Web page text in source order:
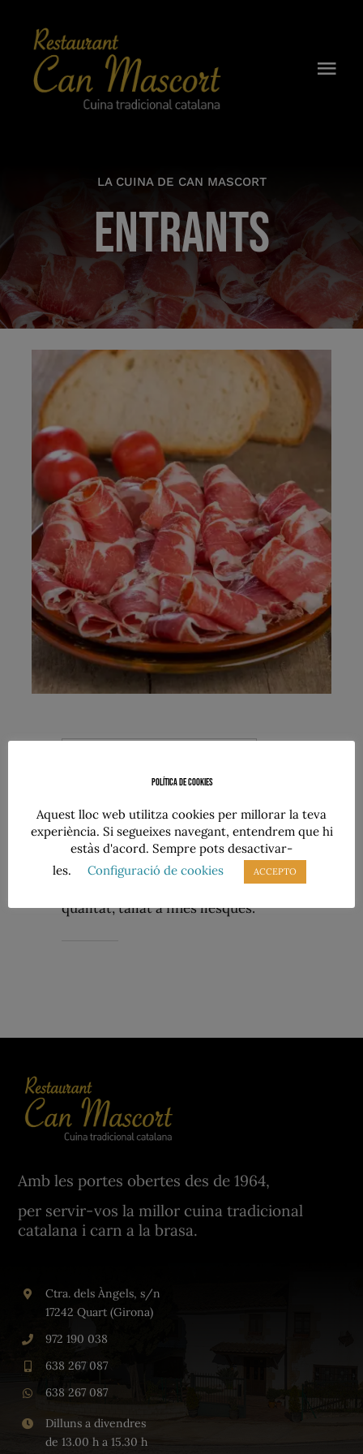
content
ESMORZARS
CELLER
RESERVES
LA CUINA DE CAN MASCORT
ENTRANTS
PERNIL IBÈRIC
qualitat, tallat a fines llesques.
Amb les portes obertes des de 1964,
per servir-vos la millor cuina tradicional
catalana i carn a la brasa.
Ctra. dels Àngels, s/n
17242 Quart (Girona)
972 190 038
638 267 087
638 267 087
Dilluns a divendres
de 13.00 h a 15.30 h
Política de cookies
Aquest lloc web utilitza cookies per millorar la teva
experiència. Si segueixes navegant, entendrem que hi
estàs d'acord. Sempre pots desactivar-
les.
Configuració de cookies ACCEPTO